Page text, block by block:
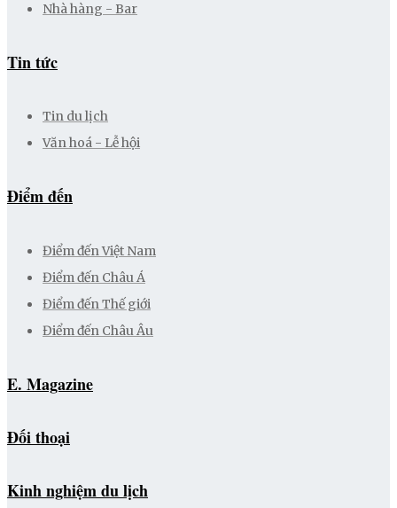
Nhà hàng - Bar
Tin tức
Tin du lịch
Văn hoá - Lễ hội
Điểm đến
Điểm đến Việt Nam
Điểm đến Châu Á
Điểm đến Thế giới
Điểm đến Châu Âu
E. Magazine
Đối thoại
Kinh nghiệm du lịch